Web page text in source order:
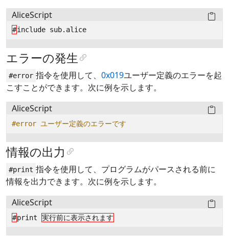
AliceScript
#include sub. alice
エラーの発生
#error 指令を使用して、 0x019ユーザー定義のエラーを起
こすことができます。次に例を示します。
AliceScript
#error ユーザー定義のエラーです
情報の出力
#print 指令を使用して、プログラムがパースされる前に
情報を出力できます。次に例を示します。
AliceScript
#print 実行前に表示されます